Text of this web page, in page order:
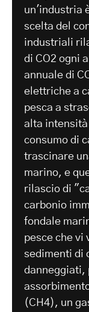
un'industria
scelta del
industriali
di CO2 ogni
annuale di
elettriche a
pesca a
alta intensità
consumo di
trascinare
marino, e
rilascio di
carbonio
fondale
pesce che vi
sedimenti di
danneggiati,
(CH4), un